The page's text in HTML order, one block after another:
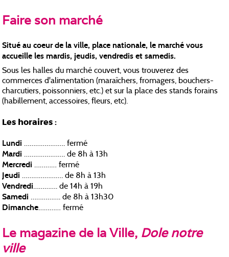
Faire son marché
Situé au coeur de la ville, place nationale, le marché vous
accueille les mardis, jeudis, vendredis et samedis.
Sous les halles du marché couvert, vous trouverez des
commerces d'alimentation (maraîchers, fromagers, bouchers-
charcutiers, poissonniers, etc.) et sur la place des stands forains
(habillement, accessoires, fleurs, etc).
Les horaires :
Lundi …………………. fermé
Mardi …………………. de 8h à 13h
Mercredi ………… fermé
Jeudi …………………. de 8h à 13h
Vendredi…………. de 14h à 19h
Samedi ……………. de 8h à 13h30
Dimanche………… fermé
Le magazine de la Ville, Dole notre
ville